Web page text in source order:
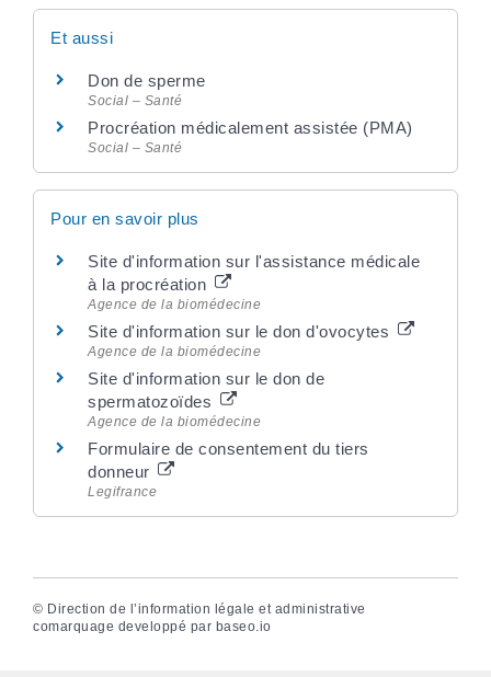
Et aussi
Don de sperme
Social – Santé
Procréation médicalement assistée (PMA)
Social – Santé
Pour en savoir plus
Site d'information sur l'assistance médicale
à la procréation
Agence de la biomédecine
Site d'information sur le don d'ovocytes
Agence de la biomédecine
Site d'information sur le don de
spermatozoïdes
Agence de la biomédecine
Formulaire de consentement du tiers
donneur
Legifrance
© Direction de l’information légale et administrative
comarquage developpé par baseo.io